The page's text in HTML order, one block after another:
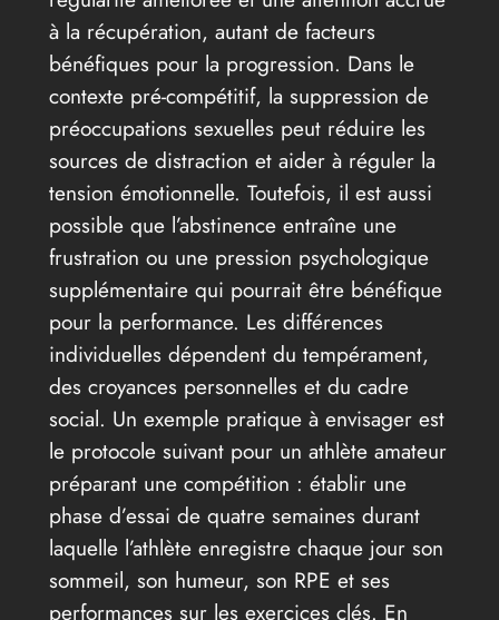
à la récupération, autant de facteurs
bénéfiques pour la progression. Dans le
contexte pré-compétitif, la suppression de
préoccupations sexuelles peut réduire les
sources de distraction et aider à réguler la
tension émotionnelle. Toutefois, il est aussi
possible que l’abstinence entraîne une
frustration ou une pression psychologique
supplémentaire qui pourrait être bénéfique
pour la performance. Les différences
individuelles dépendent du tempérament,
des croyances personnelles et du cadre
social. Un exemple pratique à envisager est
le protocole suivant pour un athlète amateur
préparant une compétition : établir une
phase d’essai de quatre semaines durant
laquelle l’athlète enregistre chaque jour son
sommeil, son humeur, son RPE et ses
performances sur les exercices clés. En